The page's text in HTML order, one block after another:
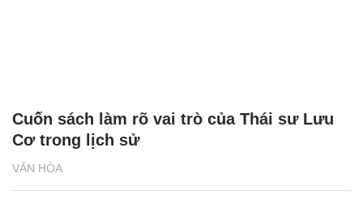
VĂN HÓA
Cuốn sách làm rõ vai trò của Thái sư Lưu
Cơ trong lịch sử